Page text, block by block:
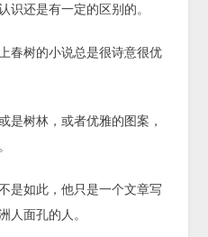
识还是有一定的区别的。
春树的小说总是很诗意很优
是树林，或者优雅的图案，
是如此，他只是一个文章写
人面孔的人。